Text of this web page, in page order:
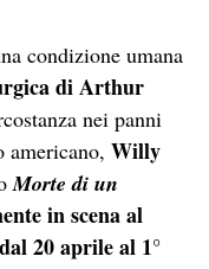
condizione umana
di Arthur
nei panni
americano,Willy
Morte di un
in scena al
20 aprile al 1°